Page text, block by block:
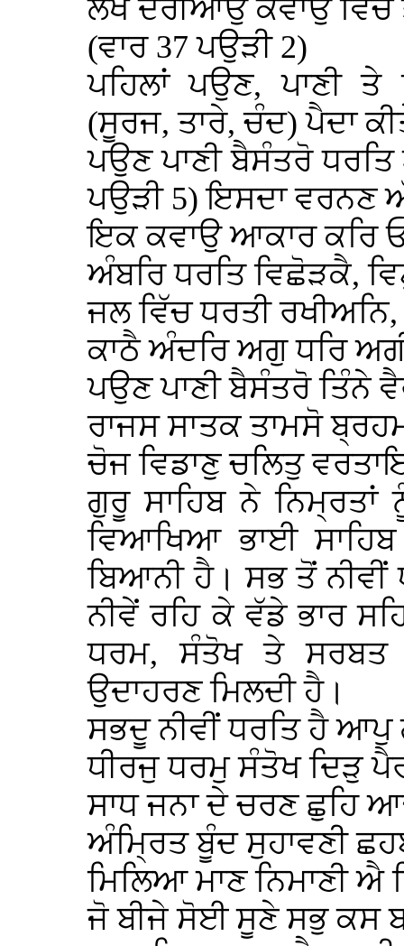
ਲਖ ਦਰੀਆਉ ਕਵਾਉ
(ਵਾਰ 37 ਪਉੜੀ 2)
ਪਹਿਲਾਂ ਪਉਣ, ਪਾਣੀ
(ਸੂਰਜ, ਤਾਰੇ, ਚੰਦ) ਪੈਦਾ
ਪਉਣ ਪਾਣੀ ਬੈਸੰਤਰੋ
ਪਉੜੀ 5) ਇਸਦਾ ਵਰਨਣ
ਇਕ ਕਵਾਉ ਆਕਾਰ ਕਰਿ
ਅੰਬਰਿ ਧਰਤਿ ਵਿਛੋੜਕੈ,
ਜਲ ਵਿੱਚ ਧਰਤੀ
ਕਾਠੈ ਅੰਦਰਿ ਅਗੁ ਧਰਿ
ਪਉਣ ਪਾਣੀ ਬੈਸੰਤਰੋ ਤਿੰਨੇ
ਰਾਜਸ ਸਾਤਕ ਤਾਮਸੋ
ਚੋਜ ਵਿਡਾਣੁ ਚਲਿਤੁ
ਗੁਰੂ ਸਾਹਿਬ ਨੇ ਨਿਮ੍ਰਤਾਂ
ਵਿਆਖਿਆ ਭਾਈ ਸਾਹਿਬ
ਬਿਆਨੀ ਹੈ। ਸਭ ਤੋਂ ਨੀਵੀਂ
ਨੀਵੇਂ ਰਹਿ ਕੇ ਵੱਡੇ ਭਾਰ
ਧਰਮ, ਸੰਤੋਖ ਤੇ
ਉਦਾਹਰਣ ਮਿਲਦੀ ਹੈ।
ਸਭਦੂ ਨੀਵੀਂ ਧਰਤਿ ਹੈ
ਧੀਰਜੁ ਧਰਮੁ ਸੰਤੋਖ ਦਿੜੁ
ਸਾਧ ਜਨਾ ਦੇ ਚਰਣ ਛੁਹਿ
ਅੰਮ੍ਰਿਤ ਬੂੰਦ ਸੁਹਾਵਣੀ
ਮਿਲਿਆ ਮਾਣ ਨਿਮਾਣੀ ਐ
ਜੋ ਬੀਜੇ ਸੋਈ ਸੂਣੇ ਸਭੁ ਕਸ